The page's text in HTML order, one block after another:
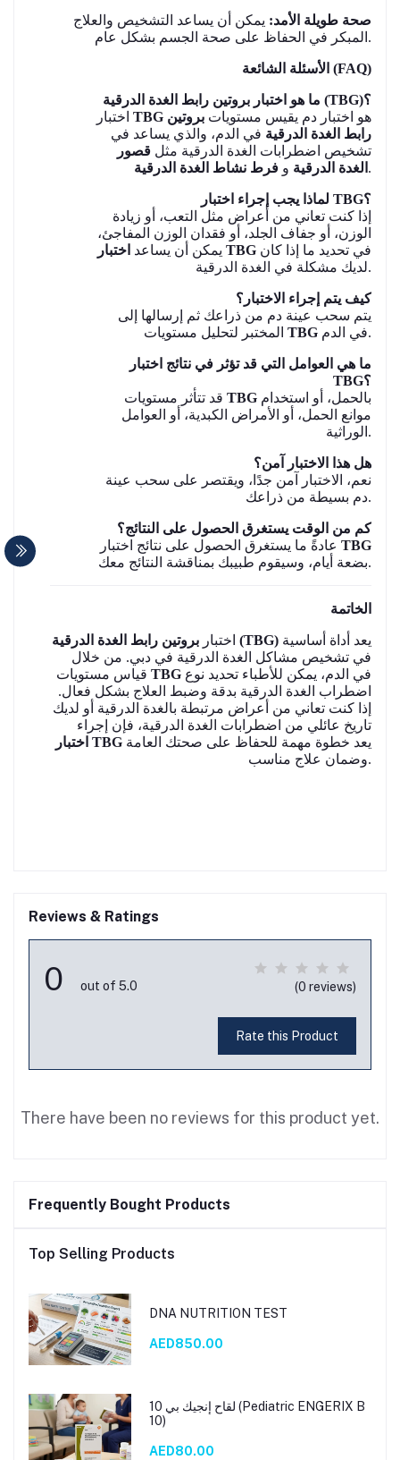
صحة طويلة الأمد: يمكن أن يساعد التشخيص والعلاج
المبكر في الحفاظ على صحة الجسم بشكل عام.
الأسئلة الشائعة (FAQ)
ما هو اختبار بروتين رابط الغدة الدرقية (TBG)؟
TBG هو اختبار دم يقيس مستويات بروتين
رابط الغدة الدرقية في الدم، والذي يساعد في
تشخيص اضطرابات الغدة الدرقية مثل قصور
الغدة الدرقية و فرط نشاط الغدة الدرقية .
لماذا يجب إجراء اختبار TBG؟
إذا كنت تعاني من أعراض مثل التعب، أو زيادة
الوزن، أو جفاف الجلد، أو فقدان الوزن المفاجئ،
يمكن أن يساعد اختبار TBG
لديك مشكلة في الغدة الدرقية.
كيف يتم إجراء الاختبار؟
يتم سحب عينة دم من ذراعك ثم إرسالها إلى
TBG في الدم.
ما هي العوامل التي قد تؤثر في نتائج اختبار
TBG؟
TBG
موانع الحمل، أو الأمراض الكبدية، أو العوامل
الوراثية.
هل هذا الاختبار آمن؟
نعم، الاختبار آمن جدًا، ويقتصر على سحب عينة
دم بسيطة من ذراعك.
كم من الوقت يستغرق الحصول على النتائج؟
TBG
بضعة أيام، وسيقوم طبيبك بمناقشة النتائج معك.
الخاتمة
اختبار بروتين رابط الغدة الدرقية (TBG)
في تشخيص مشاكل الغدة الدرقية في دبي. من خلال
TBG
اضطراب الغدة الدرقية بدقة وضبط العلاج بشكل فعال.
إذا كنت تعاني من أعراض مرتبطة بالغدة الدرقية أو لديك
تاريخ عائلي من اضطرابات الغدة الدرقية، فإن إجراء
اختبار TBG
وضمان علاج مناسب.
Reviews & Ratings
0 out of 5.0 (0 reviews)
Rate this Product
There have been no reviews for this product yet.
Frequently Bought Products
Top Selling Products
DNA NUTRITION TEST
AED850.00
لقاح إنجيك بي 10 (Pediatric ENGERIX B
10)
AED80.00